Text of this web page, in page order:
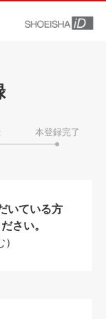
本登録完了
いている方
さい。